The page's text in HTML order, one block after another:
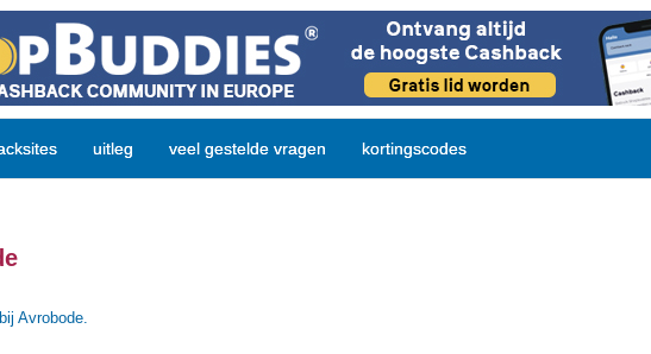
uitleg veel gestelde vragen kortingscodes
Avrobode.